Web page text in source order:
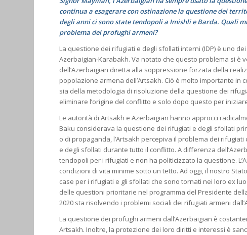
continua a esagerare con ostinazione la questione dei
degli anni ci sono state tendopoli a Imishli e Barda. Quali
problema dei profughi armeni?
La questione dei rifugiati e degli sfollati interni (IDP) è uno
Azerbaigian-Karabakh. Va notato che questo problema si è
dell’Azerbaigian diretta alla soppressione forzata della
popolazione armena dell’Artsakh. Ciò è molto importante
sia della metodologia di risoluzione della questione dei
eliminare l’origine del conflitto e solo dopo questo per
Le autorità di Artsakh e Azerbaigian hanno approcci
Baku considerava la questione dei rifugiati e degli sfollati
o di propaganda, l’Artsakh percepiva il problema dei
e degli sfollati durante tutto il conflitto. A differenza
tendopoli per i rifugiati e non ha politicizzato la questione.
condizioni di vita minime sotto un tetto. Ad oggi, il nostro
case per i rifugiati e gli sfollati che sono tornati nei loro ex
delle questioni prioritarie nel programma del Presidente
2020 sta risolvendo i problemi sociali dei rifugiati armeni
La questione dei profughi armeni dall’Azerbaigian è
Artsakh. Inoltre, la protezione dei loro diritti e interessi è